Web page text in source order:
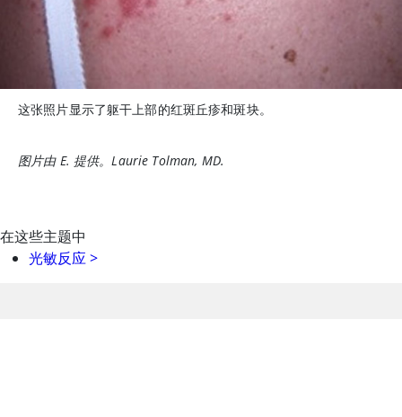
这张照片显示了躯干上部的红斑丘疹和斑块。
图片由 E. 提供。Laurie Tolman, MD.
在这些主题中
光敏反应>